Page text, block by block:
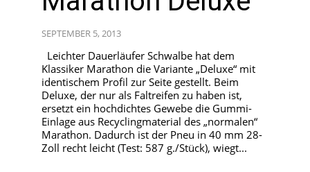
SEPTEMBER 5, 2013
Klassiker Marathon die Variante „Deluxe“ mit
identischem Profil zur Seite gestellt. Beim
Deluxe, der nur als Faltreifen zu haben ist,
ersetzt ein hochdichtes Gewebe die Gummi-
Einlage aus Recyclingmaterial des „normalen“
Marathon. Dadurch ist der Pneu in 40 mm 28-
Zoll recht leicht (Test: 587 g./Stück), wiegt...